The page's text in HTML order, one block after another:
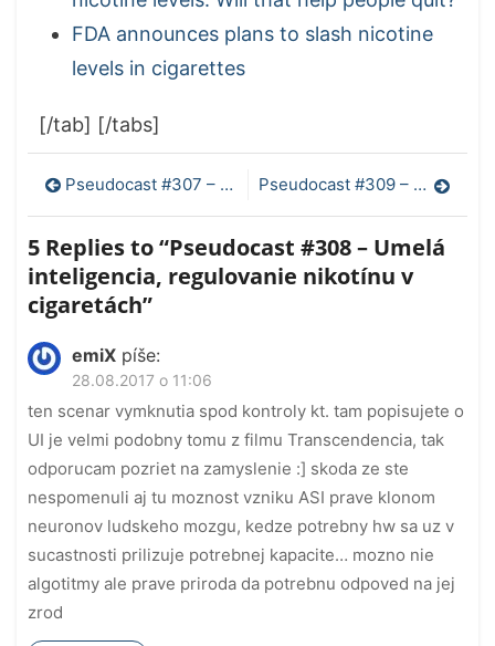
FDA announces plans to slash nicotine
levels in cigarettes
[/tab] [/tabs]
Navigácia
v
článku
Pseudocast #307 – Právo na experimentálnu liečbu, doba exspirácie liekov Pseudocast #309 – Carolyn Porco, rok 12017, svetelný smog a opeľovanie
5 Replies to “Pseudocast #308 – Umelá
inteligencia, regulovanie nikotínu v
cigaretách”
emiX píše:
28.08.2017 o 11:06
ten scenar vymknutia spod kontroly kt. tam popisujete o
UI je velmi podobny tomu z filmu Transcendencia, tak
odporucam pozriet na zamyslenie :] skoda ze ste
nespomenuli aj tu moznost vzniku ASI prave klonom
neuronov ludskeho mozgu, kedze potrebny hw sa uz v
sucastnosti prilizuje potrebnej kapacite… mozno nie
algotitmy ale prave priroda da potrebnu odpoved na jej
zrod